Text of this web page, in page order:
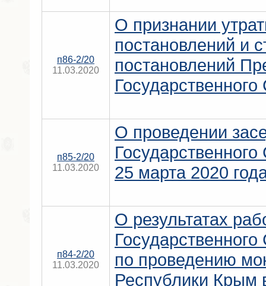
п86-2/20
11.03.2020
О признании
постановлений и
постановлений
п85-2/20
11.03.2020
О проведении
25 марта 2020
п84-2/20
11.03.2020
О результатах
по проведению
Республики Крым